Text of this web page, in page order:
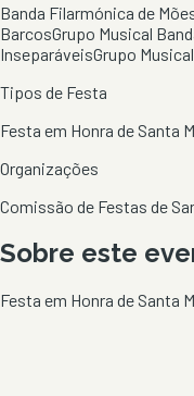
Banda Filarmónica de
BarcosGrupo Musical
InseparáveisGrupo
Tipos de Festa
Festa em Honra de Santa
Organizações
Comissão de Festas de
Sobre este
Festa em Honra de Santa